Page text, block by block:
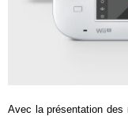
Avec la présentation des